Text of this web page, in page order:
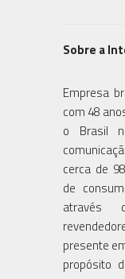
Sobre a
Empresa
com 48
o Brasil
cerca de
de
através
presente
propósito